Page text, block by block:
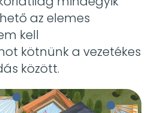
az elemes
kell
kötnünk a vezetékes
között.